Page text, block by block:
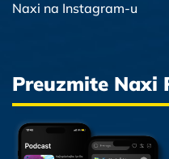
Naxi na Instagram-u
Preuzmite Naxi